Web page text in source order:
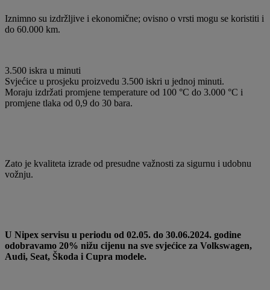
Iznimno su izdržljive i ekonomične; ovisno o vrsti mogu se koristiti i
do 60.000 km.
3.500 iskra u minuti
Svjećice u prosjeku proizvedu 3.500 iskri u jednoj minuti.
Moraju izdržati promjene temperature od 100 °C do 3.000 °C i
promjene tlaka od 0,9 do 30 bara.
Zato je kvaliteta izrade od presudne važnosti za sigurnu i udobnu
vožnju.
U Nipex servisu u periodu od 02.05. do 30.06.2024. godine
odobravamo 20% nižu cijenu na sve svjećice za Volkswagen,
Audi, Seat, Škoda i Cupra modele.